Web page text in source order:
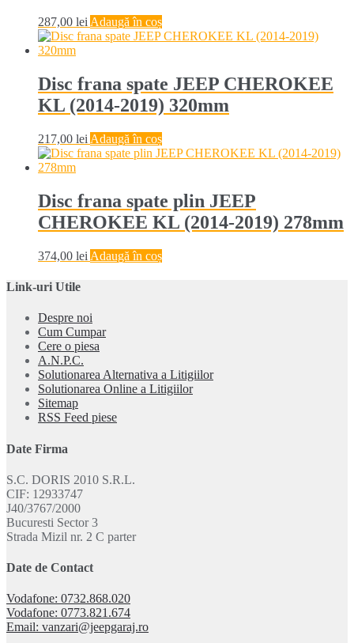
287,00 lei Adaugă în coș
Disc frana spate JEEP CHEROKEE
KL (2014-2019) 320mm
217,00 lei Adaugă în coș
Disc frana spate plin JEEP
CHEROKEE KL (2014-2019) 278mm
374,00 lei Adaugă în coș
Link-uri Utile
Despre noi
Cum Cumpar
Cere o piesa
A.N.P.C.
Solutionarea Alternativa a Litigiilor
Solutionarea Online a Litigiilor
Sitemap
RSS Feed piese
Date Firma
S.C. DORIS 2010 S.R.L.
CIF: 12933747
J40/3767/2000
Bucuresti Sector 3
Strada Mizil nr. 2 C parter
Date de Contact
Vodafone: 0732.868.020
Vodafone: 0773.821.674
Email: vanzari@jeepgaraj.ro